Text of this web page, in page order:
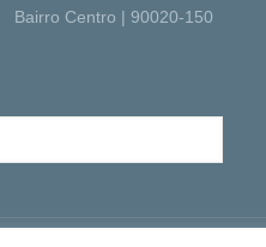
Bairro Centro | 90020-150